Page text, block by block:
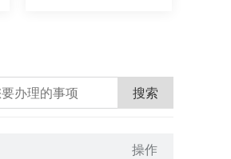
搜索
操作